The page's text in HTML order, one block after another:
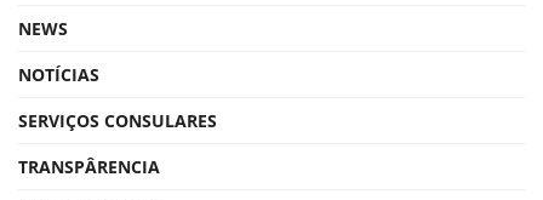
NEWS
NOTÍCIAS
SERVIÇOS CONSULARES
TRANSPÂRENCIA